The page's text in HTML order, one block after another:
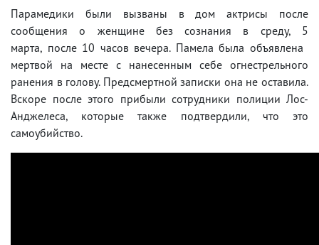
Парамедики были вызваны в дом актрисы после
сообщения о женщине без сознания в среду, 5
марта, после 10 часов вечера. Памела была объявлена ​​
мертвой на месте с нанесенным себе огнестрельного
ранения в голову. Предсмертной записки она не оставила.
Вскоре после этого прибыли сотрудники полиции Лос-
Анджелеса, которые также подтвердили, что это
самоубийство.